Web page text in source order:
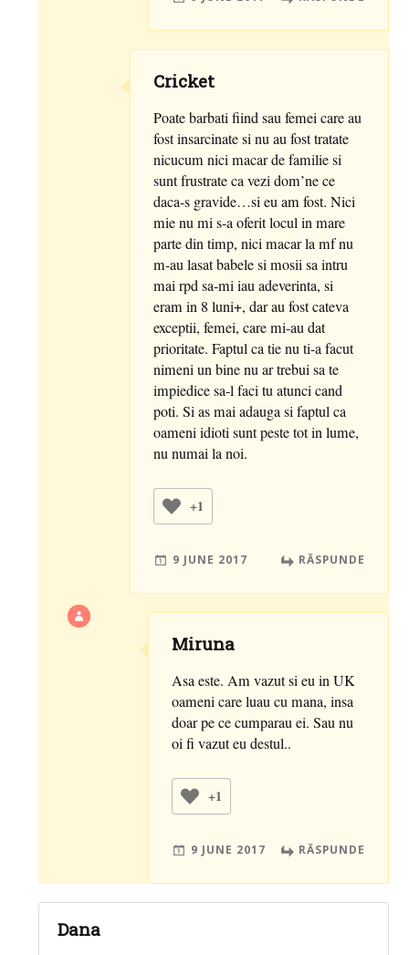
Cricket
Poate barbati fiind sau femei care au
fost insarcinate si nu au fost tratate
nicucum nici macar de familie si
sunt frustrate ca vezi dom’ne ce
daca-s gravide…si eu am fost. Nici
mie nu mi s-a oferit locul in mare
parte din timp, nici macar la mf nu
m-au lasat babele si mosii sa intru
mai rpd sa-mi iau adeverinta, si
eram in 8 luni+, dar au fost cateva
exceptii, femei, care mi-au dat
prioritate. Faptul ca tie nu ti-a facut
nimeni un bine nu ar trebui sa te
impiedice sa-l faci tu atunci cand
poti. Si as mai adauga si faptul ca
oameni idioti sunt peste tot in lume,
nu numai la noi.
+1
9 JUNE 2017 RĂSPUNDE
Miruna
Asa este. Am vazut si eu in UK
oameni care luau cu mana, insa
doar pe ce cumparau ei. Sau nu
oi fi vazut eu destul..
+1
9 JUNE 2017 RĂSPUNDE
Dana